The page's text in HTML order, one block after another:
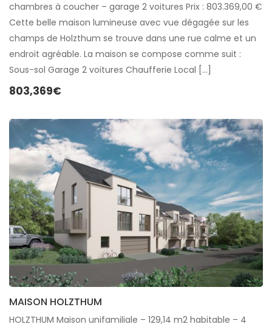
chambres à coucher – garage 2 voitures Prix : 803.369,00 €
Cette belle maison lumineuse avec vue dégagée sur les
champs de Holzthum se trouve dans une rue calme et un
endroit agréable. La maison se compose comme suit :
Sous-sol Garage 2 voitures Chaufferie Local […]
803,369€
MAISON HOLZTHUM
HOLZTHUM Maison unifamiliale – 129,14 m2 habitable – 4